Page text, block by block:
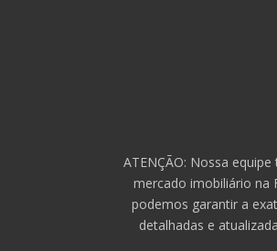
ATENÇÃO: Nossa
mercado imobiliário na
podemos garantir a
detalhadas e